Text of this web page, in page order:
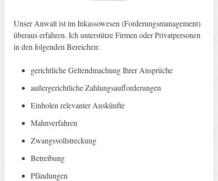
Unser Anwalt ist im Inkassowesen (Forderungsmanagement)
überaus erfahren. Ich unterstütze Firmen oder Privatpersonen
in den folgenden Bereichen:
gerichtliche Geltendmachung Ihrer Ansprüche
außergerichtliche Zahlungsaufforderungen
Einholen relevanter Auskünfte
Mahnverfahren
Zwangsvollstreckung
Betreibung
Pfändungen